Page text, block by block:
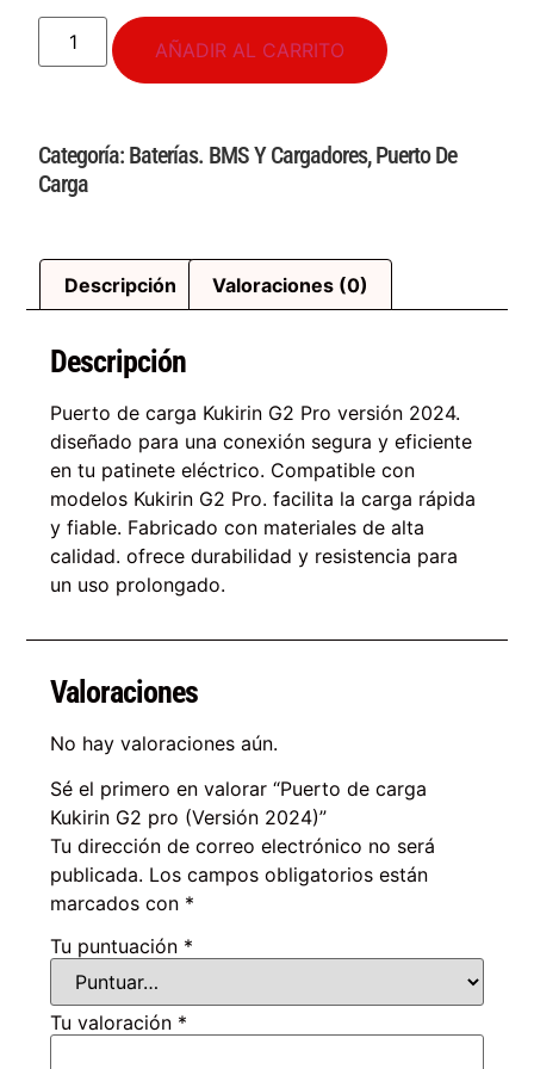
AÑADIR AL CARRITO
Categoría: Baterías. BMS Y Cargadores,Puerto De
Carga
Descripción Valoraciones (0)
Descripción
Puerto de carga Kukirin G2 Pro versión 2024.
diseñado para una conexión segura y eficiente
en tu patinete eléctrico. Compatible con
modelos Kukirin G2 Pro. facilita la carga rápida
y fiable. Fabricado con materiales de alta
calidad. ofrece durabilidad y resistencia para
un uso prolongado.
Valoraciones
No hay valoraciones aún.
Sé el primero en valorar “Puerto de carga
Kukirin G2 pro (Versión 2024)”
Tu dirección de correo electrónico no será
publicada. Los campos obligatorios están
marcados con *
Tu puntuación *
Tu valoración *